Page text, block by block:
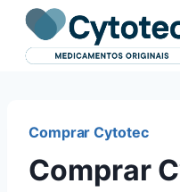
Pular
para
Comprar Cytotec
Comprar